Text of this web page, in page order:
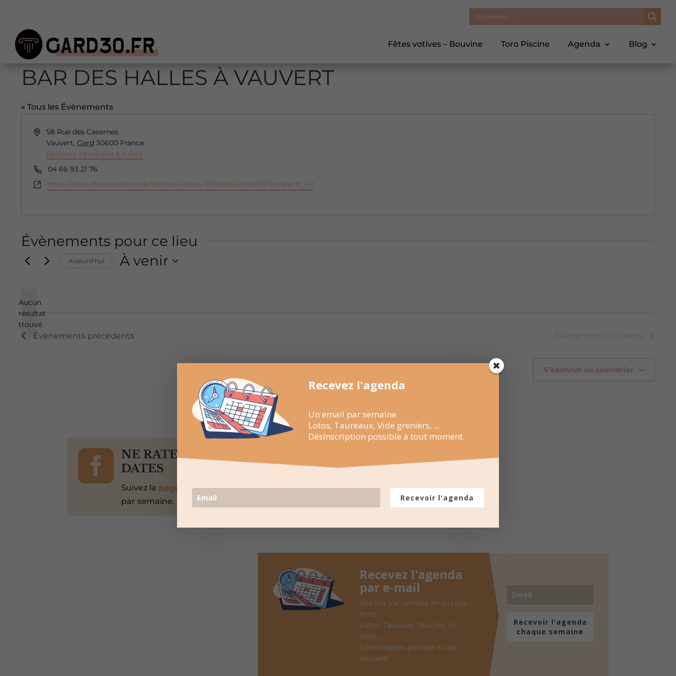
Fêtes votives – Bouvine Toro Piscine Agenda Blog
BAR DES HALLES À VAUVERT
« Tous les Évènements
Adresse58 Rue des Casernes
Vauvert, Gard 30600 France
Recevoir l’Itinéraire à suivre
Téléphone
04 66 93 21 76
Site
https://www.facebook.com/p/Bar-des-Halles-100046602141657/?locale=fr_FR
Évènements pour ce lieu
Notice
Aucun
résultat
trouvé.
Aujourd’hui À venir
Évènements précédents
S’abonner au calendrier

NE RATEZ PAS LES PROCHAINES
DATES
Suivez la page Facebookpour recevoir un résumé une fois
par semaine.
Recevez l'agenda
par e-mail
Une fois par semaine en un coup
d'oeil
Lotos, Taureaux, Marchés de
Noël, ...
Désinscription possible à tout
moment
Recevoir l'agenda
chaque semaine
Recevez l'agenda
Un email par semaine
Lotos, Taureaux, Vide greniers, ...
Désinscription possible à tout moment
Recevoir l'agenda